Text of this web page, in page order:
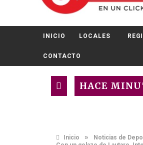
INICIO LOCALES
CONTACTO
HACE
Inicio » Noticias de